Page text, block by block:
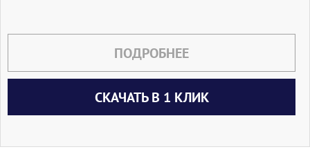
ПОДРОБНЕЕ
СКАЧАТЬ В 1 КЛИК